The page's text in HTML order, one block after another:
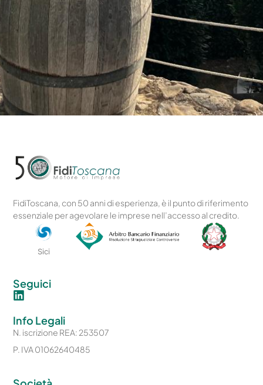
FidiToscana, con 50 anni di esperienza, è il punto di riferimento
essenziale per agevolare le imprese nell’accesso al credito.
Sici
Seguici
Info Legali
N. iscrizione REA: 253507
P. IVA 01062640485